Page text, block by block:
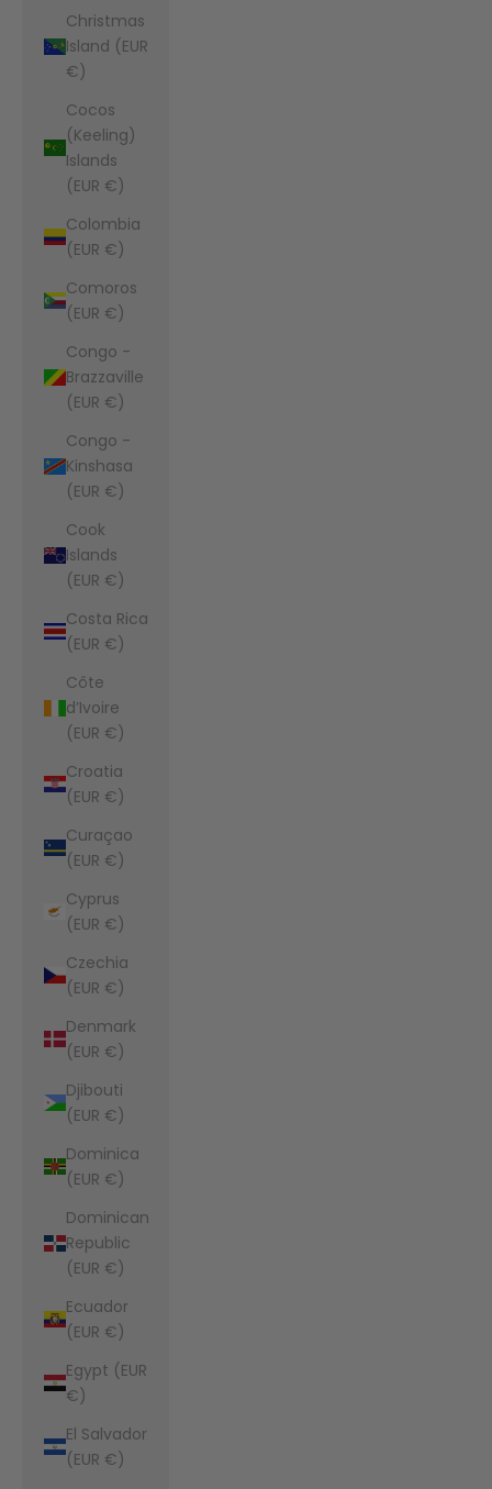
Christmas
Island (EUR
€)
Cocos
(Keeling)
Islands
(EUR €)
Colombia
(EUR €)
Comoros
(EUR €)
Congo -
Brazzaville
(EUR €)
Congo -
Kinshasa
(EUR €)
Cook
Islands
(EUR €)
Costa Rica
(EUR €)
Côte
d’Ivoire
(EUR €)
Croatia
(EUR €)
Curaçao
(EUR €)
Cyprus
(EUR €)
Czechia
(EUR €)
Denmark
(EUR €)
Djibouti
(EUR €)
Dominica
(EUR €)
Dominican
Republic
(EUR €)
Ecuador
(EUR €)
Egypt (EUR
€)
El Salvador
(EUR €)